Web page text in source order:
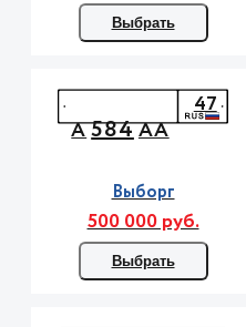
Выбрать
А584АА
47
Выборг
500 000 руб.
Выбрать